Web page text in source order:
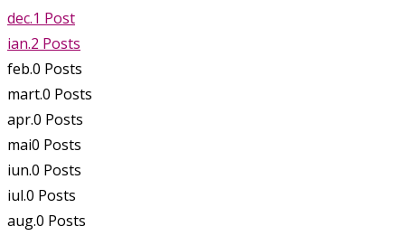
dec.1 Post
ian.2 Posts
feb.0 Posts
mart.0 Posts
apr.0 Posts
mai0 Posts
iun.0 Posts
iul.0 Posts
aug.0 Posts